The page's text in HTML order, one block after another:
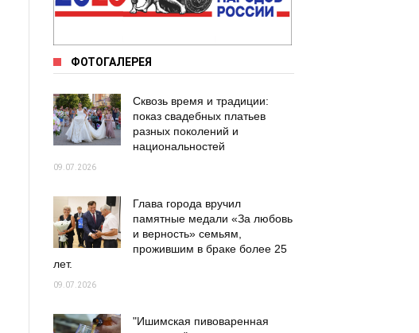
ФОТОГАЛЕРЕЯ
Сквозь время и традиции:
показ свадебных платьев
разных поколений и
национальностей
09.07.2026
Глава города вручил
памятные медали «За любовь
и верность» семьям,
прожившим в браке более 25
лет.
09.07.2026
"Ишимская пивоваренная